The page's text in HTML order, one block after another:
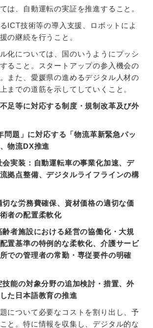
は、自動運転の実証を推進すること。
ICT技術等の導入支援、ロボットによ
の継続を行うこと。
化については、国のいうようにプッシ
ること。スタートアップの参入機会の
また、愛媛県の進めるデジタル人材の
までの道筋を示してしていくこと。
足等に対応する制度・規制改革及び外
問題」に対応する「物流革新緊急パッ
物流DX推進
会実装：自動運転車の事業化加速、デ
拠点整備、デジタルライフラインの構
切な労務費確保、資材価格の適切な価
者の配置柔軟化
齢者施設における経営の協働化・大規
置基準の特例的な柔軟化、介護サービ
での管理者の常勤・専従要件の明確
技能の対象分野の追加検討・措置、外
た日本語教育の推進
について必要なコストを割り出し、予
と。特に情報を収集し、デジタル的な